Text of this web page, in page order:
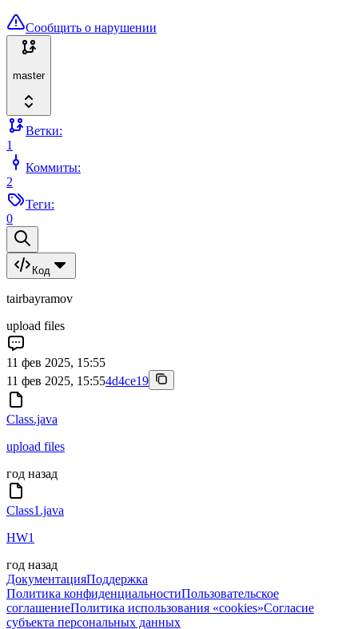
Сообщить о нарушении
master
Ветки:
1
Коммиты:
2
Теги:
0
Код
tairbayramov
upload files
11 фев 2025, 15:55
11 фев 2025, 15:554d4ce19
Class.java
upload files
год назад
Class1.java
HW1
год назад
ДокументацияПоддержка
Политика конфиденциальностиПользовательское
соглашениеПолитика использования «cookies»Согласие
субъекта персональных данных